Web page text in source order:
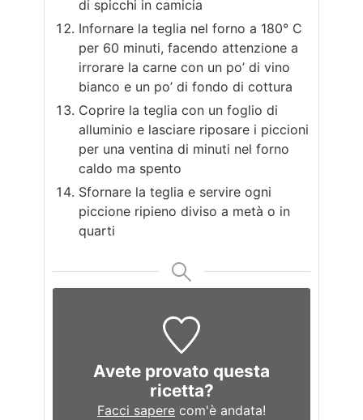
di spicchi in camicia
Infornare la teglia nel forno a 180° C
per 60 minuti, facendo attenzione a
irrorare la carne con un po’ di vino
bianco e un po’ di fondo di cottura
Coprire la teglia con un foglio di
alluminio e lasciare riposare i piccioni
per una ventina di minuti nel forno
caldo ma spento
Sfornare la teglia e servire ogni
piccione ripieno diviso a metà o in
quarti
Avete provato questa
ricetta?
Facci sapere com'è andata!